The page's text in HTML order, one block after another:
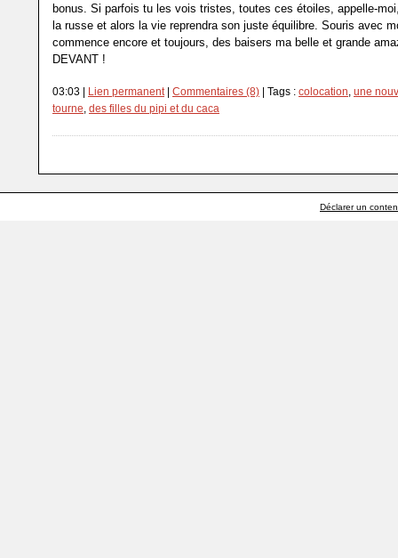
bonus. Si parfois tu les vois tristes, toutes ces étoiles, appelle-
la russe et alors la vie reprendra son juste équilibre. Souris avec
commence encore et toujours, des baisers ma belle et grande
DEVANT !
03:03 | Lien permanent | Commentaires (8) | Tags : colocation une
tourne des filles du pipi et du caca
Déclarer un